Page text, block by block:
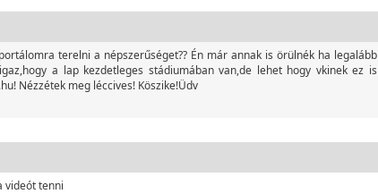
terelni a népszerűséget?? Én már annak is örülnék ha legalább
a lap kezdetleges stádiumában van,de lehet hogy vkinek ez is
Nézzétek meg léccives! Köszike!Üdv
videót tenni